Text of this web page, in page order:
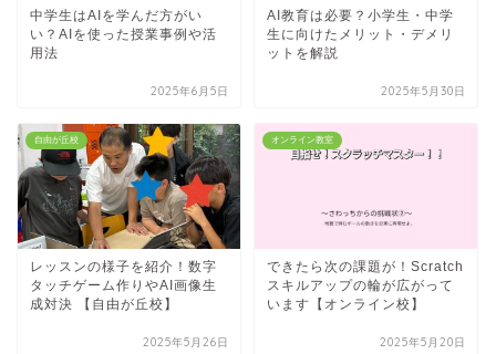
中学生はAIを学んだ方がい
い？AIを使った授業事例や活
用法
2025年6月5日
AI教育は必要？小学生・中学
生に向けたメリット・デメリ
ットを解説
2025年5月30日
自由が丘校
レッスンの様子を紹介！数字
タッチゲーム作りやAI画像生
成対決 【自由が丘校】
2025年5月26日
オンライン教室
できたら次の課題が！Scratch
スキルアップの輪が広がって
います【オンライン校】
2025年5月20日